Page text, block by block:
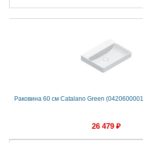
Раковина 60 см Catalano Green
26 479 ₽